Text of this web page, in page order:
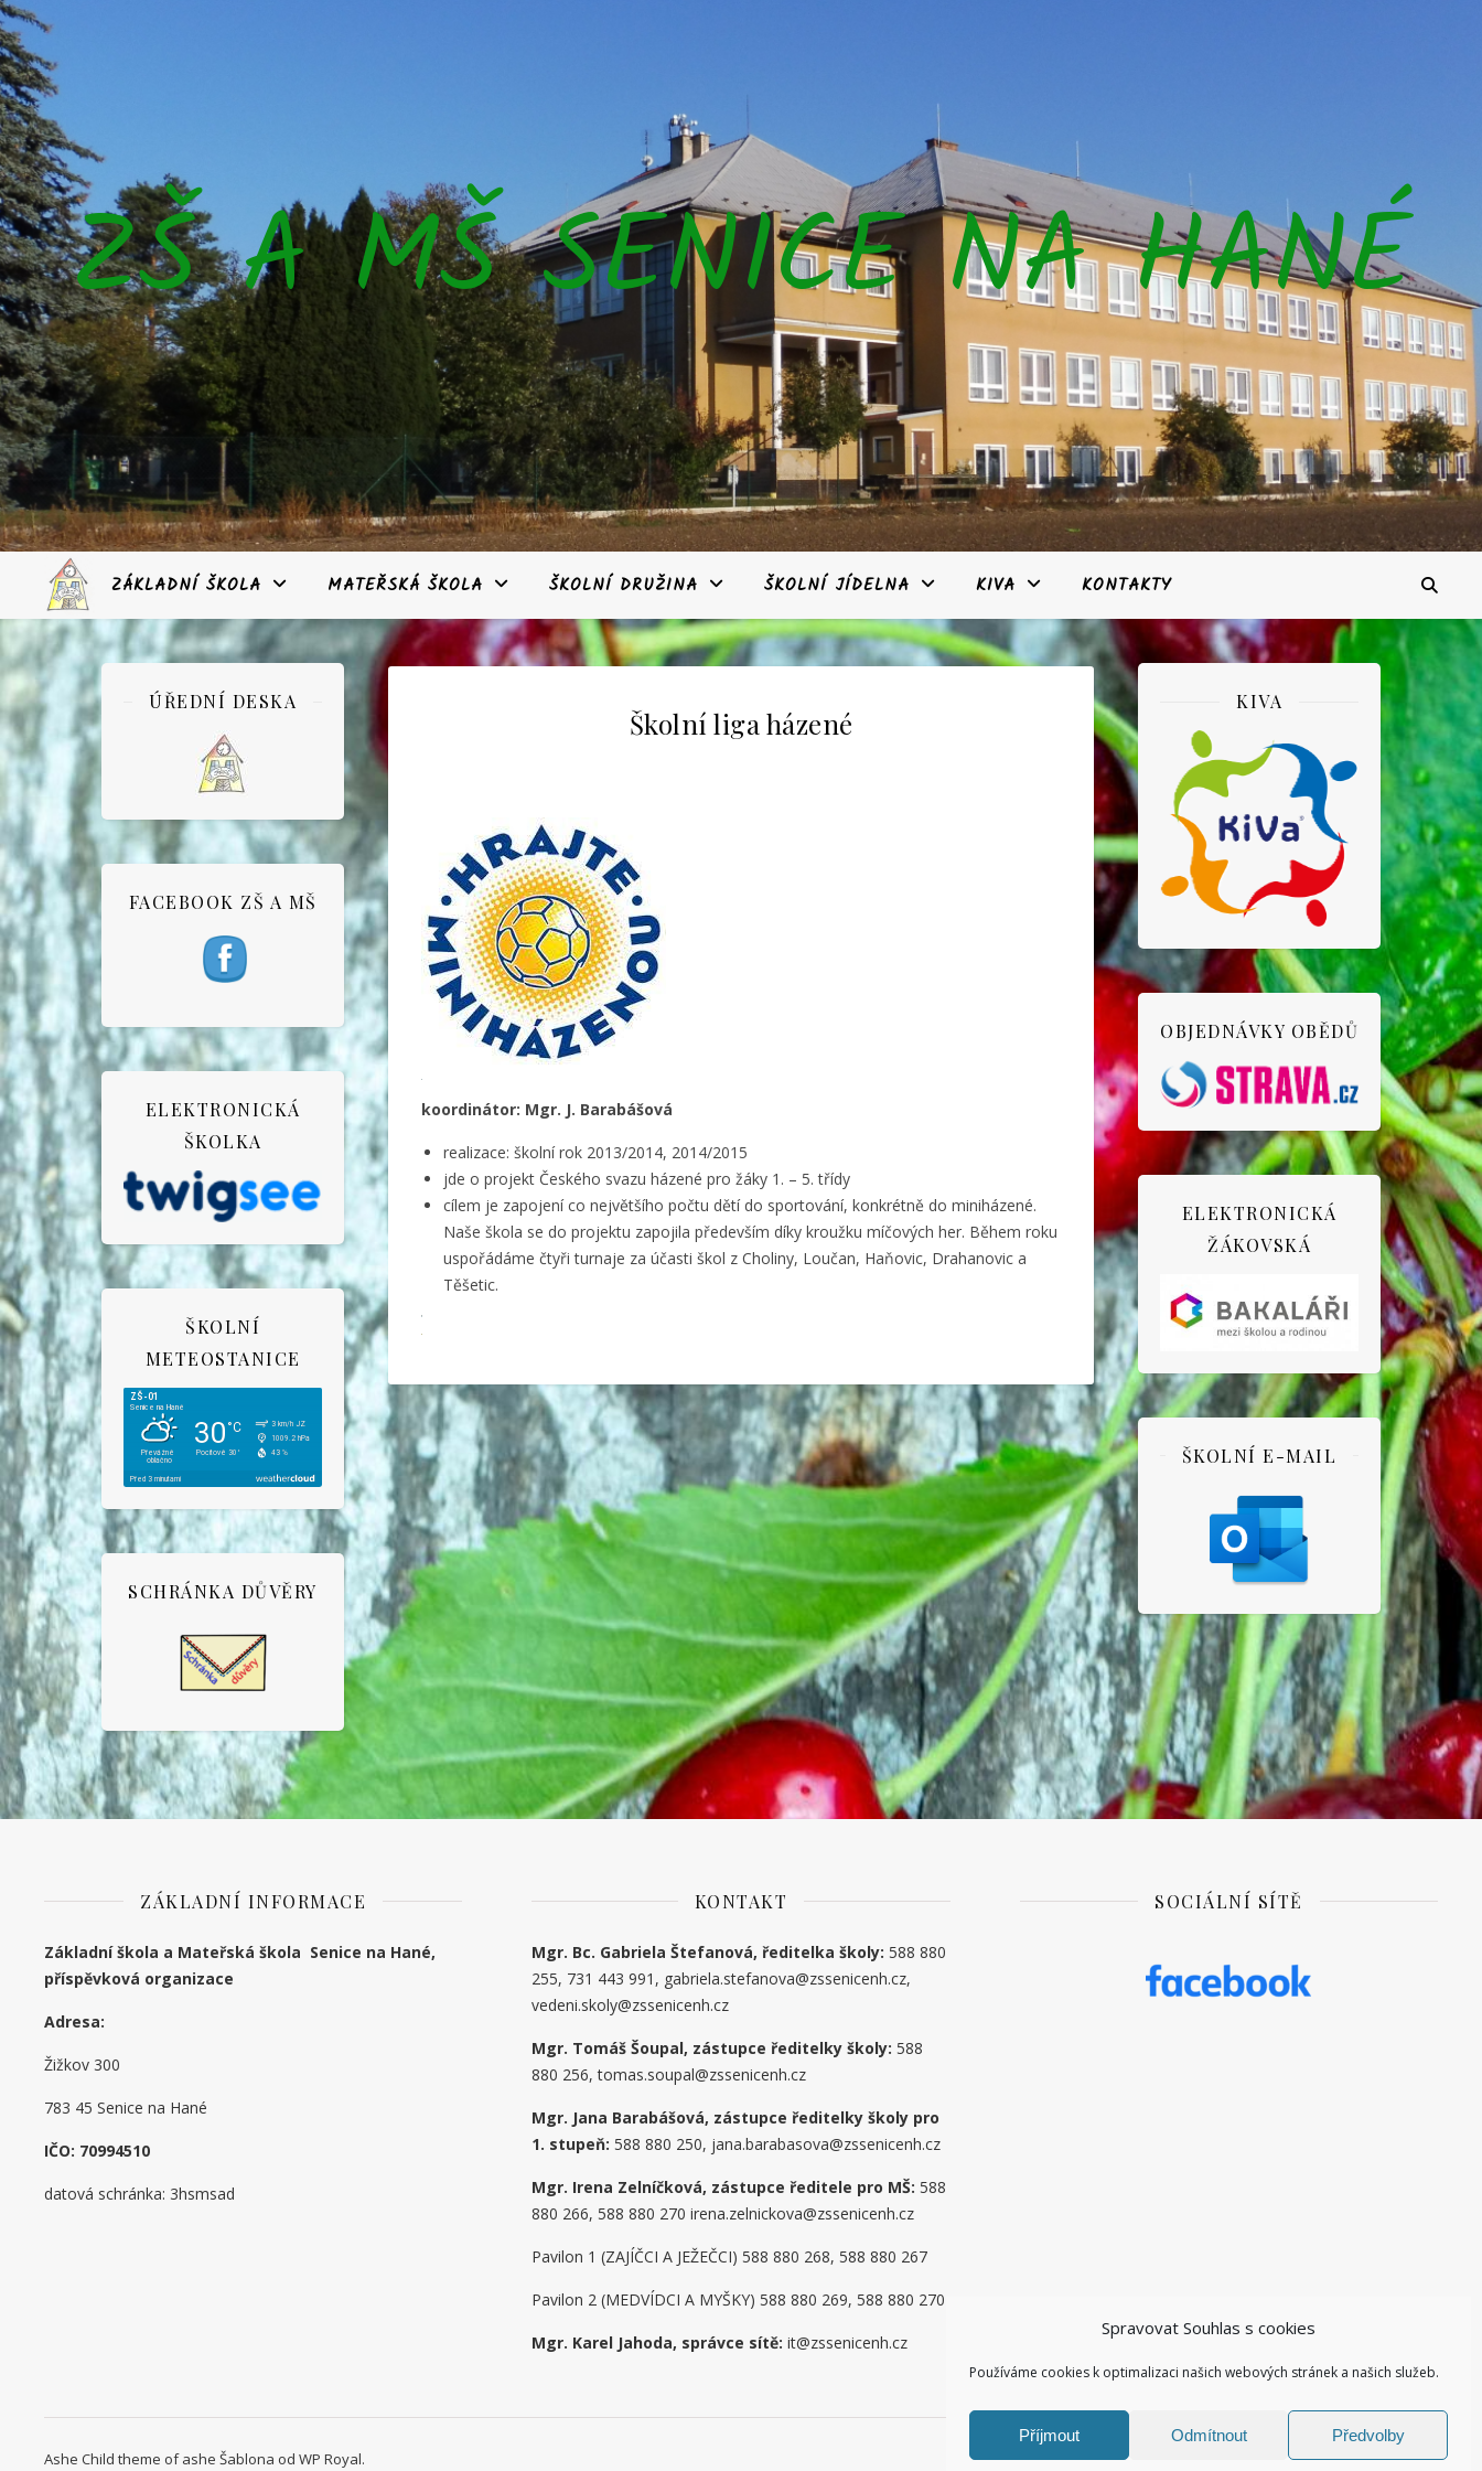
Spravovat Souhlas s cookies
Používáme cookies k optimalizaci našich webových stránek a našich služeb.
Příjmout Odmítnout Předvolby
ZŠ A MŠ SENICE NA HANÉ
ZÁKLADNÍ ŠKOLA MATEŘSKÁ ŠKOLA ŠKOLNÍ DRUŽINA ŠKOLNÍ JÍDELNA KIVA KONTAKTY
ÚŘEDNÍ DESKA
FACEBOOK ZŠ A MŠ
ELEKTRONICKÁ
ŠKOLKA
ŠKOLNÍ
METEOSTANICE
SCHRÁNKA DŮVĚRY
Školní liga házené
koordinátor: Mgr. J. Barabášová
realizace: školní rok 2013/2014, 2014/2015
jde o projekt Českého svazu házené pro žáky 1. – 5. třídy
cílem je zapojení co největšího počtu dětí do sportování, konkrétně do miniházené.
Naše škola se do projektu zapojila především díky kroužku míčových her. Během roku
uspořádáme čtyři turnaje za účasti škol z Choliny, Loučan, Haňovic, Drahanovic a
Těšetic.
KIVA
OBJEDNÁVKY OBĚDŮ
ELEKTRONICKÁ
ŽÁKOVSKÁ
ŠKOLNÍ E-MAIL
ZÁKLADNÍ INFORMACE
Základní škola a Mateřská škola Senice na Hané,
příspěvková organizace
Adresa:
Žižkov 300
783 45 Senice na Hané
IČO: 70994510
datová schránka: 3hsmsad
KONTAKT
Mgr. Bc. Gabriela Štefanová, ředitelka školy: 588 880
255, 731 443 991, gabriela.stefanova@zssenicenh.cz,
vedeni.skoly@zssenicenh.cz
Mgr. Tomáš Šoupal, zástupce ředitelky školy: 588
880 256, tomas.soupal@zssenicenh.cz
Mgr. Jana Barabášová, zástupce ředitelky školy pro
1. stupeň: 588 880 250, jana.barabasova@zssenicenh.cz
Mgr. Irena Zelníčková, zástupce ředitele pro MŠ:588
880 266, 588 880 270 irena.zelnickova@zssenicenh.cz
Pavilon 1 (ZAJÍČCI A JEŽEČCI) 588 880 268, 588 880 267
Pavilon 2 (MEDVÍDCI A MYŠKY) 588 880 269, 588 880 270
Mgr. Karel Jahoda, správce sítě: it@zssenicenh.cz
SOCIÁLNÍ SÍTĚ
Facebook ZŠ I Kontakty I
Ashe Child theme of ashe Šablona od WP Royal.